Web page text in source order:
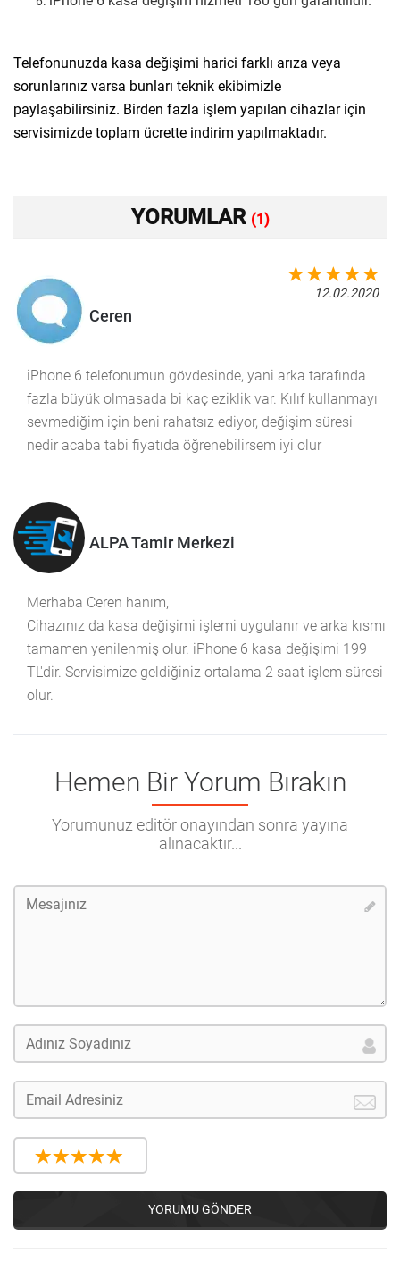
Telefonunuzda kasa değişimi harici farklı arıza veya
sorunlarınız varsa bunları teknik ekibimizle
paylaşabilirsiniz. Birden fazla işlem yapılan cihazlar için
servisimizde toplam ücrette indirim yapılmaktadır.
YORUMLAR (1)
Ceren
12.02.2020
iPhone 6 telefonumun gövdesinde, yani arka tarafında
fazla büyük olmasada bi kaç eziklik var. Kılıf kullanmayı
sevmediğim için beni rahatsız ediyor, değişim süresi
nedir acaba tabi fiyatıda öğrenebilirsem iyi olur
ALPA Tamir Merkezi
Merhaba Ceren hanım,
Cihazınız da kasa değişimi işlemi uygulanır ve arka kısmı
tamamen yenilenmiş olur. iPhone 6 kasa değişimi 199
TL'dir. Servisimize geldiğiniz ortalama 2 saat işlem süresi
olur.
Hemen Bir Yorum Bırakın
Yorumunuz editör onayından sonra yayına
alınacaktır...
YORUMU GÖNDER